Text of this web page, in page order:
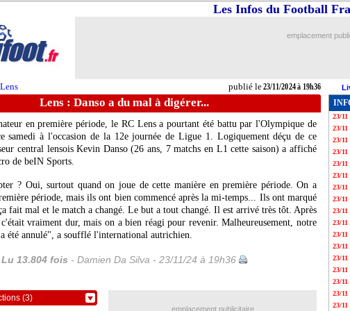
Lens publié le23/11/2024 à 19h36
Les Infos du Football
emplacement
Lens : Danso a du mal à digérer...
en première période, le RC Lens a pourtant été battu par l'Olympique de
samedi à l'occasion de la 12e journée de Ligue 1. Logiquement déçu de ce
central lensois Kevin Danso(26 ans, 7 matchs en L1 cette saison) a affiché
de beIN Sports.
? Oui, surtout quand on joue de cette manière en première période. On a
période, mais ils ont bien commencé après la mi-temps... Ils ont marqué
fait mal et le match a changé. Le but a tout changé. Il est arrivé très tôt. Après
vraiment dur, mais on a bien réagi pour revenir. Malheureusement, notre
été annulé", a soufflé l'international autrichien.
Lu 13.804 fois - Damien Da Silva - 23/11/24 à 19h36
(3)
23/11
23/11
23/11
23/11
23/11
23/11
23/11
23/11
23/11
23/11
23/11
23/11
23/11
23/11
23/11
23/11
23/11
23/11
23/11
23/11
23/11
emplacement publicitaire